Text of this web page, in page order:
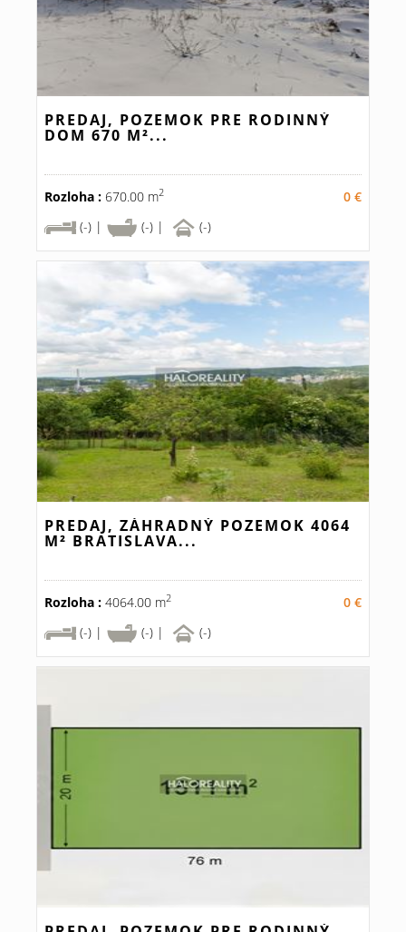
PREDAJ, POZEMOK PRE RODINNÝ
DOM 670 M²...
Rozloha : 670.00 m2
0 €
(-) |
(-) | (-)
PREDAJ, ZÁHRADNÝ POZEMOK 4064
M² BRATISLAVA...
Rozloha : 4064.00 m2
0 €
(-) |
(-) | (-)